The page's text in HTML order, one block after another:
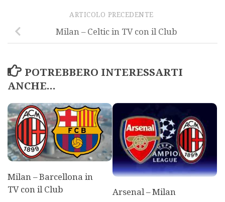
ARTICOLO PRECEDENTE
Milan – Celtic in TV con il Club
POTREBBERO INTERESSARTI
ANCHE...
Milan – Barcellona in
TV con il Club
Arsenal – Milan